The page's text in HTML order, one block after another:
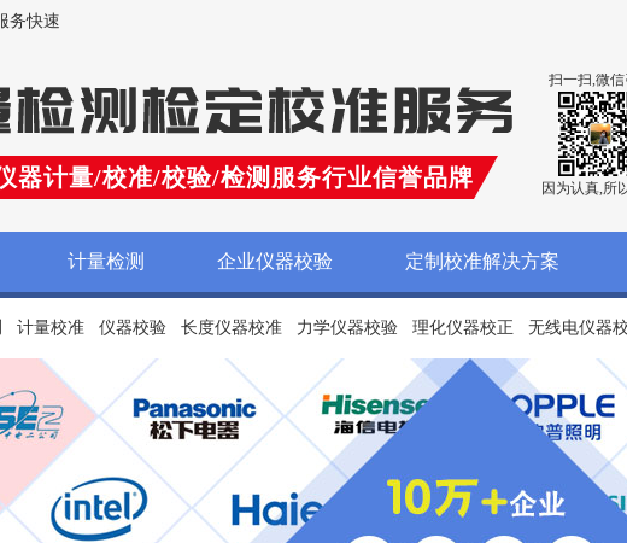
务快速
器计量/校准/校验/检测服务行业信誉品牌
扫一扫,微信
因为认真,所
计量检测 企业仪器校验 定制校准解决方案
计量校准 仪器校验 长度仪器校准 力学仪器校验 理化仪器校正 无线电仪器